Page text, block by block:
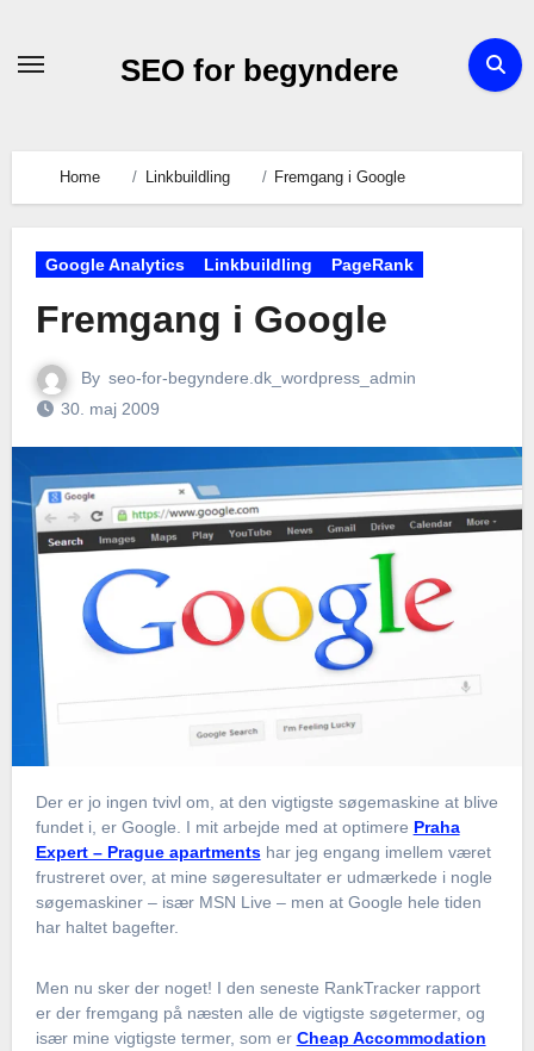
SEO for begyndere
Home Linkbuildling Fremgang i Google
Google Analytics Linkbuildling PageRank
Fremgang i Google
By seo-for-begyndere.dk_wordpress_admin
30. maj 2009
Der er jo ingen tvivl om, at den vigtigste søgemaskine at blive
fundet i, er Google. I mit arbejde med at optimere Praha
Expert – Prague apartmentshar jeg engang imellem været
frustreret over, at mine søgeresultater er udmærkede i nogle
søgemaskiner – især MSN Live – men at Google hele tiden
har haltet bagefter.
Men nu sker der noget! I den seneste RankTracker rapport
er der fremgang på næsten alle de vigtigste søgetermer, og
især mine vigtigste termer, som er Cheap Accommodation